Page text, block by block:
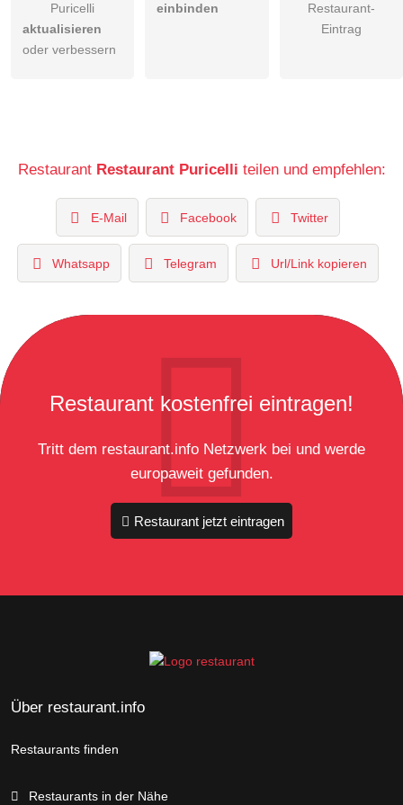
Puricelli
aktualisieren
oder verbessern
einbinden
Restaurant-
Eintrag
Restaurant Restaurant Puricelli teilen und empfehlen:
E-Mail Facebook Twitter
Whatsapp Telegram Url/Link kopieren
Restaurant kostenfrei eintragen!
Tritt dem restaurant.info Netzwerk bei und werde
europaweit gefunden.
Restaurant jetzt eintragen
Über restaurant.info
Restaurants finden
Restaurants in der Nähe